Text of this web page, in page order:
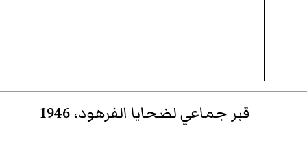
قبر جماعي لضحايا الفرهود، 1946